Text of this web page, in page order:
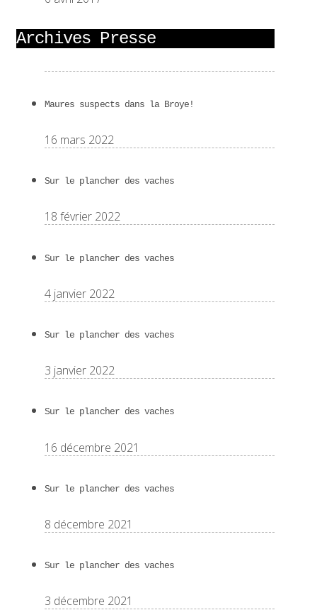
Archives Presse
Maures suspects dans la Broye!
16 mars 2022
Sur le plancher des vaches
18 février 2022
Sur le plancher des vaches
4 janvier 2022
Sur le plancher des vaches
3 janvier 2022
Sur le plancher des vaches
16 décembre 2021
Sur le plancher des vaches
8 décembre 2021
Sur le plancher des vaches
3 décembre 2021